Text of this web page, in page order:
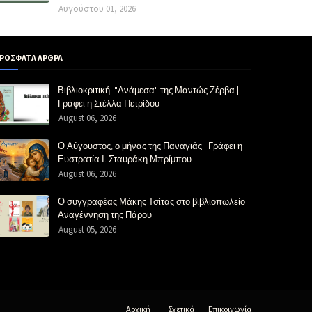
Αυγούστου 01, 2026
ΑΡΘΡΑ
Βιβλιοκριτική: "Ανάμεσα" της Μαντώς Ζέρβα |
Γράφει η Στέλλα Πετρίδου
August 06, 2026
Ο Αύγουστος, ο μήνας της Παναγιάς | Γράφει η
Ευστρατία Ι. Σταυράκη Μπρίμπου
August 06, 2026
Ο συγγραφέας Μάκης Τσίτας στο βιβλιοπωλείο
Αναγέννηση της Πάρου
August 05, 2026
Αρχική Σχετικά Επικοινωνία